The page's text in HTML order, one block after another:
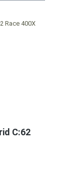
C:62